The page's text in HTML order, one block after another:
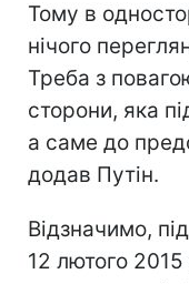
Тому в
нічого
Треба з
сторони, яка
а саме до
додав Путін.
Відзначимо,
12 лютого 2015